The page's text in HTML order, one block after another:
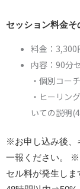
セッション料金そ
料金：3,300
内容：90分
・個別コー
・ヒーリン
いての説明
※お申し込み後、
一報ください。 ※
セル料が発生しま